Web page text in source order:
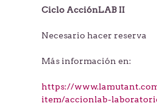
Ciclo AcciónLAB II
Necesario hacer reserva
Más información en:
https://
item/accionlab-